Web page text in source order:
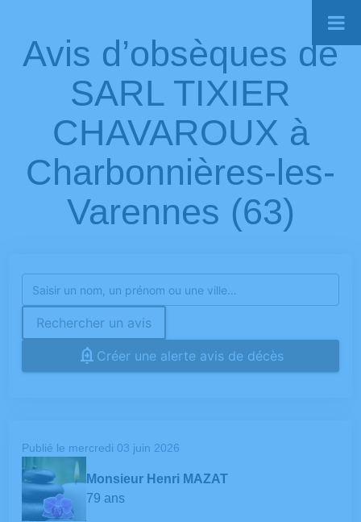
Avis d’obsèques de
SARL TIXIER
CHAVAROUX à
Charbonnières-les-
Varennes (63)
Rechercher un avis
Créer une alerte avis de décès
Publié le mercredi 03 juin 2026
Monsieur Henri MAZAT
79 ans